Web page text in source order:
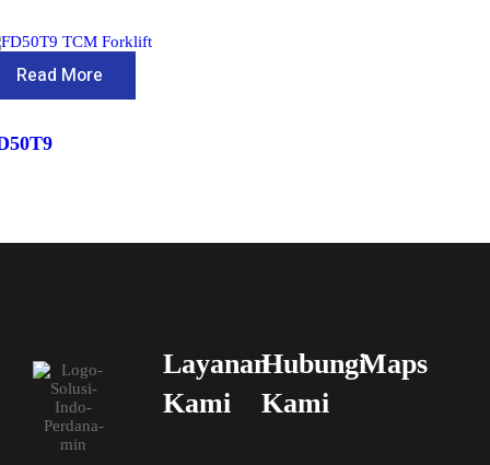
Read More
Layanan
Kami
Hubungi
Kami
Maps